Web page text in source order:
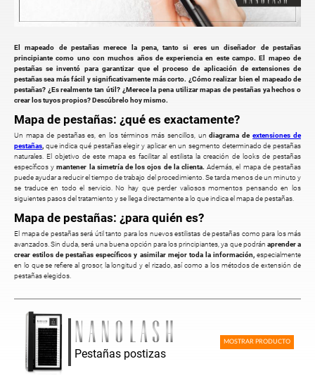
El mapeado de pestañas merece la pena, tanto si eres un diseñador de pestañas
principiante como uno con muchos años de experiencia en este campo. El mapeo de
pestañas se inventó para garantizar que el proceso de aplicación de extensiones de
pestañas sea más fácil y significativamente más corto. ¿Cómo realizar bien el mapeado de
pestañas? ¿Es realmente tan útil? ¿Merece la pena utilizar mapas de pestañas ya hechos o
crear los tuyos propios? Descúbrelo hoy mismo.
Mapa de pestañas: ¿qué es exactamente?
Un mapa de pestañas es, en los términos más sencillos, undiagrama deextensiones de
pestañas, que indica qué pestañas elegir y aplicar en un segmento determinado de pestañas
naturales. El objetivo de este mapa es facilitar al estilista la creación de looks de pestañas
específicos ymantener la simetría de los ojos de la clienta. Además, el mapa de pestañas
puede ayudar a reducir el tiempo de trabajo del procedimiento. Se tarda menos de un minuto y
se traduce en todo el servicio. No hay que perder valiosos momentos pensando en los
siguientes pasos del tratamiento y se llega directamente a lo que indica el mapa de pestañas.
Mapa de pestañas: ¿para quién es?
El mapa de pestañas será útil tanto para los nuevos estilistas de pestañas como para los más
avanzados. Sin duda, será una buena opción para los principiantes, ya que podrán aprender a
crear estilos de pestañas específicos y asimilar mejor toda la información,especialmente
en lo que se refiere al grosor, la longitud y el rizado, así como a los métodos de extensión de
pestañas elegidos.
Pestañas postizas
MOSTRAR PRODUCTO